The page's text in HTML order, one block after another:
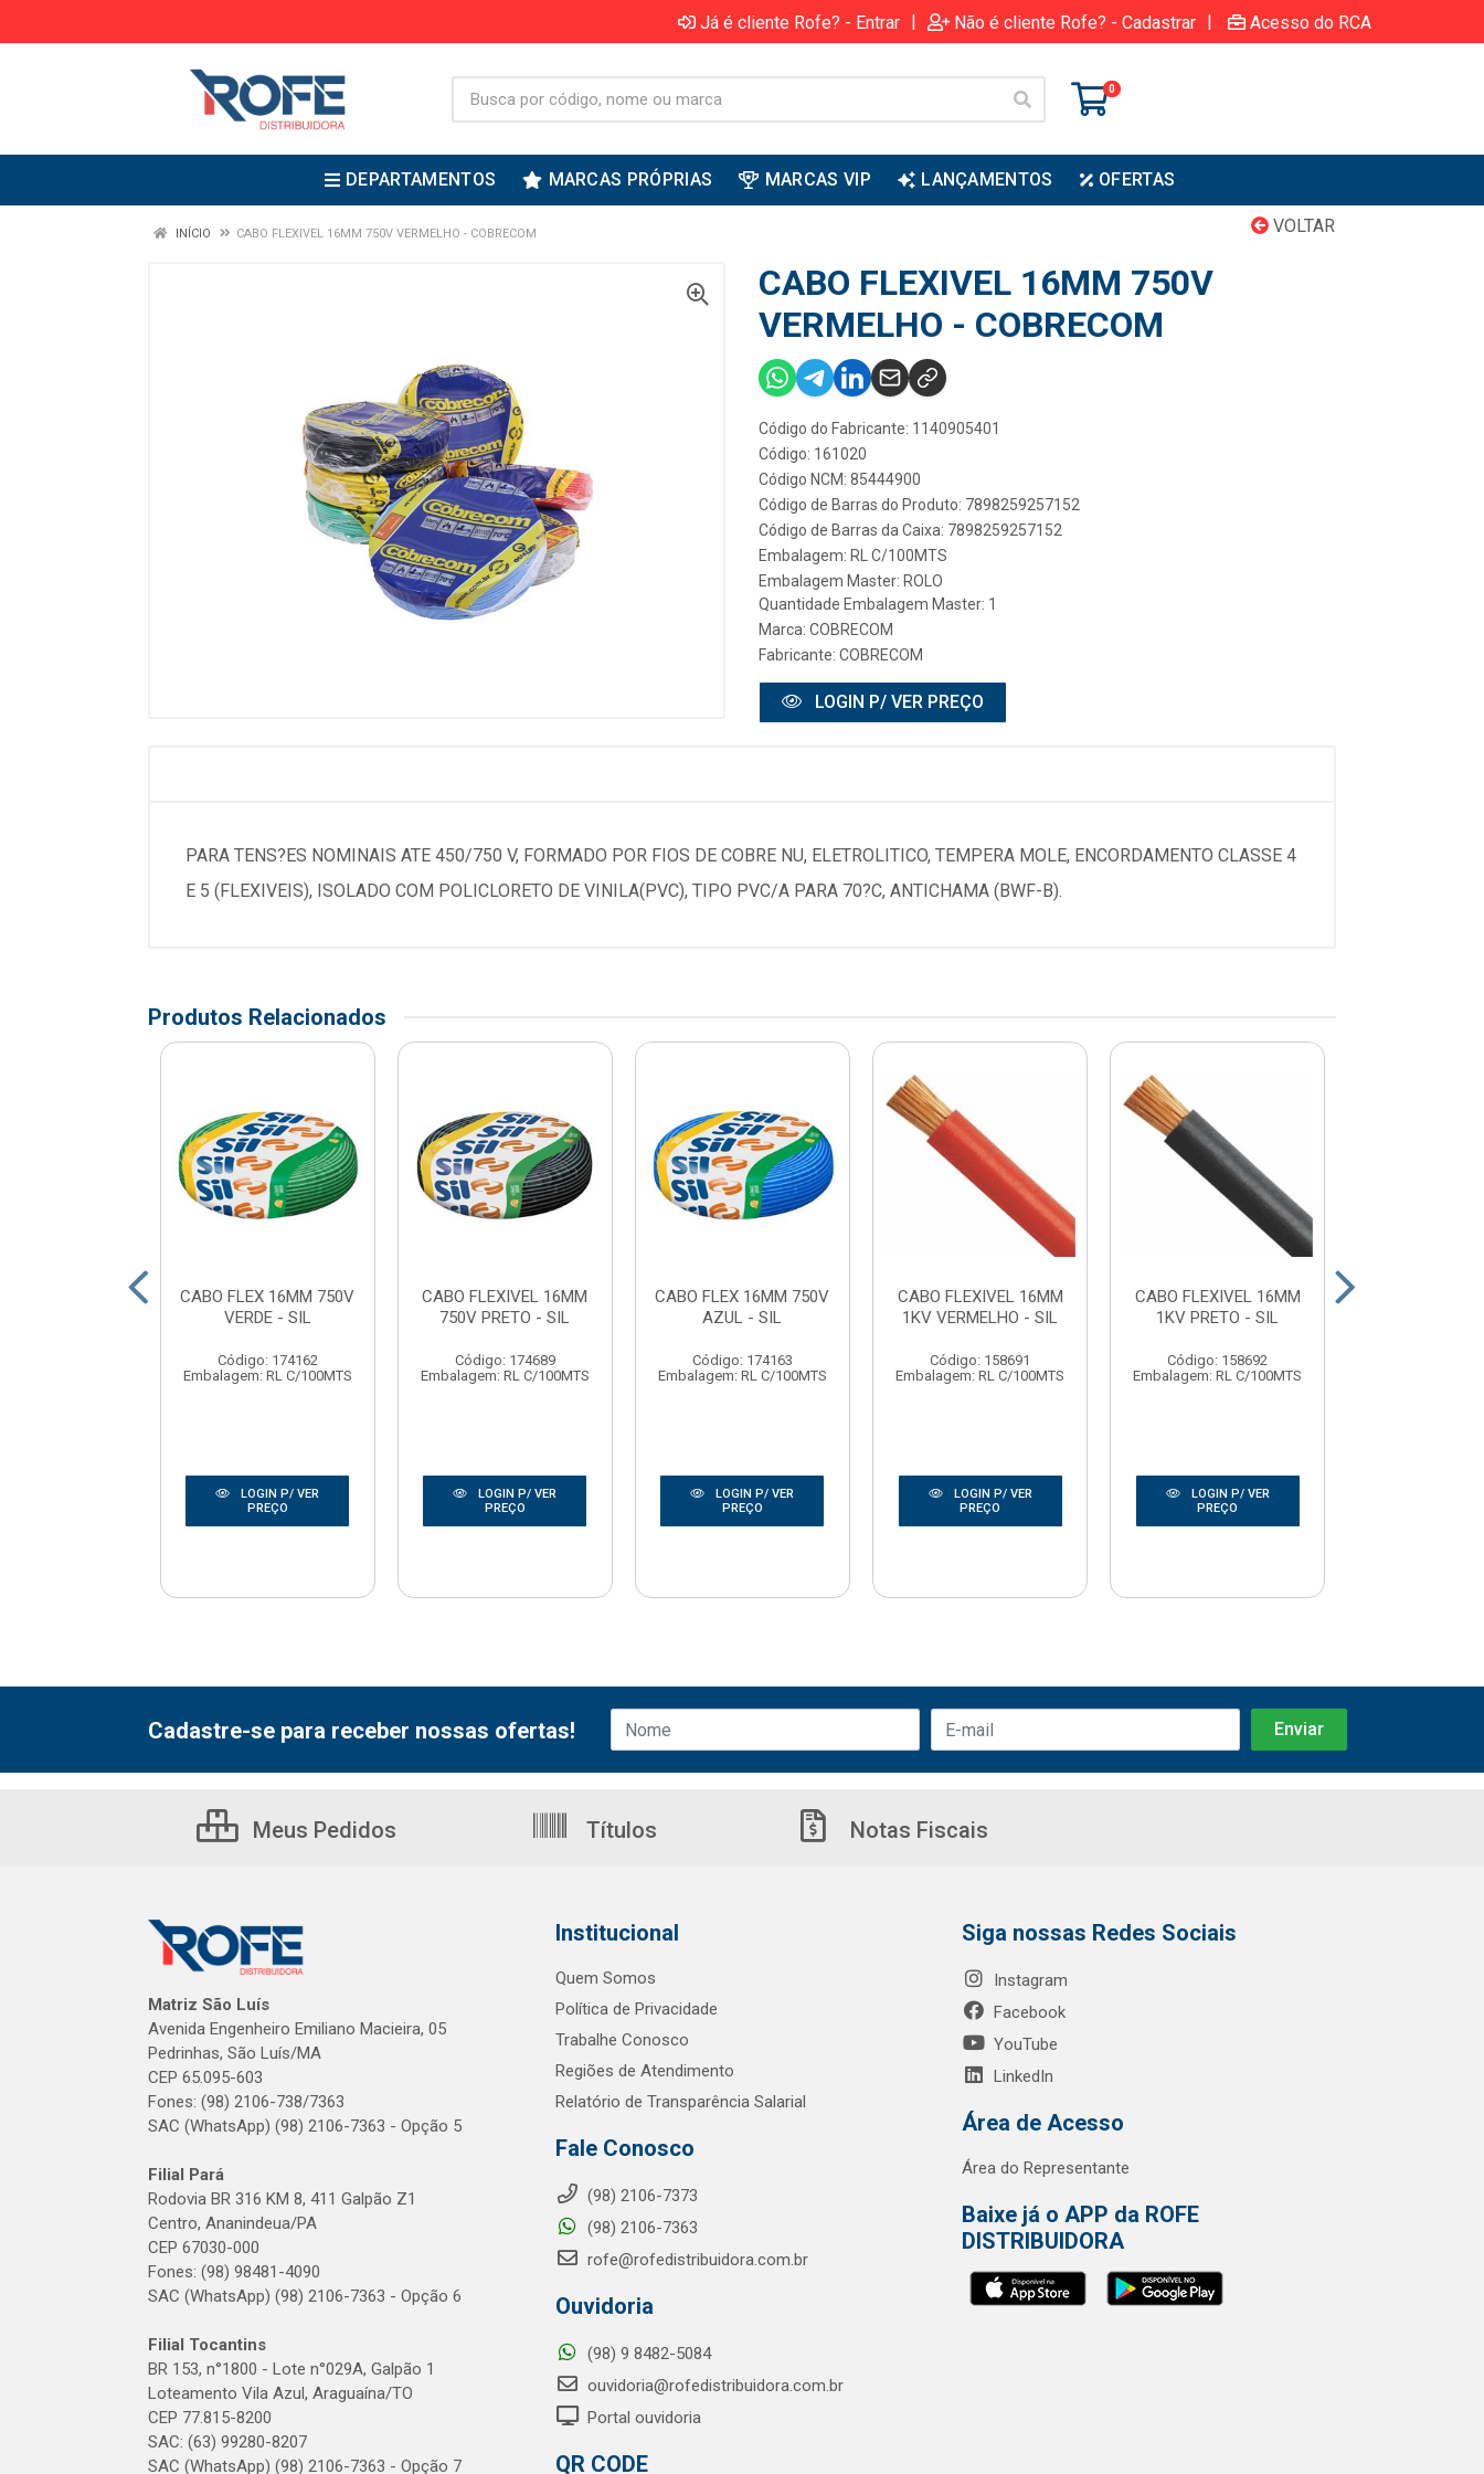
Já é cliente Rofe? - Entrar | Não é cliente Rofe? - Cadastrar | Acesso do RCA
0
DEPARTAMENTOS MARCAS PRÓPRIAS MARCAS VIP LANÇAMENTOS OFERTAS
VOLTAR
INÍCIO CABO FLEXIVEL 16MM 750V VERMELHO - COBRECOM
CABO FLEXIVEL 16MM 750V
VERMELHO - COBRECOM
Código do Fabricante: 1140905401
Código: 161020
Código NCM: 85444900
Código de Barras do Produto: 7898259257152
Código de Barras da Caixa: 7898259257152
Embalagem: RL C/100MTS
Embalagem Master: ROLO
Quantidade Embalagem Master: 1
Marca: COBRECOM
Fabricante: COBRECOM
LOGIN P/ VER PREÇO
PARA TENS?ES NOMINAIS ATE 450/750 V, FORMADO POR FIOS DE COBRE NU, ELETROLITICO, TEMPERA MOLE, ENCORDAMENTO CLASSE 4
E 5 (FLEXIVEIS), ISOLADO COM POLICLORETO DE VINILA(PVC), TIPO PVC/A PARA 70?C, ANTICHAMA (BWF-B).
Produtos Relacionados
CABO FLEX 16MM 750V
VERDE - SIL
Código: 174162
Embalagem: RL C/100MTS
LOGIN P/ VER
PREÇO
CABO FLEXIVEL 16MM
750V PRETO - SIL
Código: 174689
Embalagem: RL C/100MTS
LOGIN P/ VER
PREÇO
CABO FLEX 16MM 750V
AZUL - SIL
Código: 174163
Embalagem: RL C/100MTS
LOGIN P/ VER
PREÇO
CABO FLEXIVEL 16MM
1KV VERMELHO - SIL
Código: 158691
Embalagem: RL C/100MTS
LOGIN P/ VER
PREÇO
CABO FLEXIVEL 16MM
1KV PRETO - SIL
Código: 158692
Embalagem: RL C/100MTS
LOGIN P/ VER
PREÇO
Cadastre-se para receber nossas ofertas!
Meus Pedidos Títulos Notas Fiscais
Matriz São Luís
Avenida Engenheiro Emiliano Macieira, 05
Pedrinhas, São Luís/MA
CEP 65.095-603
Fones: (98) 2106-738/7363
SAC (WhatsApp) (98) 2106-7363 - Opção 5
Filial Pará
Rodovia BR 316 KM 8, 411 Galpão Z1
Centro, Ananindeua/PA
CEP 67030-000
Fones: (98) 98481-4090
SAC (WhatsApp) (98) 2106-7363 - Opção 6
Filial Tocantins
BR 153, n°1800 - Lote n°029A, Galpão 1
Loteamento Vila Azul, Araguaína/TO
CEP 77.815-8200
SAC: (63) 99280-8207
SAC (WhatsApp) (98) 2106-7363 - Opção 7
Institucional
Quem Somos
Política de Privacidade
Trabalhe Conosco
Regiões de Atendimento
Relatório de Transparência Salarial
Fale Conosco
(98) 2106-7373
(98) 2106-7363
rofe@rofedistribuidora.com.br
Ouvidoria
(98) 9 8482-5084
ouvidoria@rofedistribuidora.com.br
Portal ouvidoria
QR CODE
Siga nossas Redes Sociais
Instagram
Facebook
YouTube
LinkedIn
Área de Acesso
Área do Representante
Baixe já o APP da ROFE
DISTRIBUIDORA